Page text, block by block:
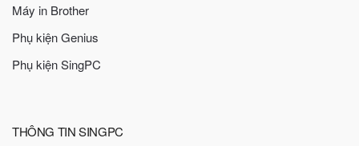
Máy in Brother
Phụ kiện Genius
Phụ kiện SingPC
THÔNG TIN SINGPC